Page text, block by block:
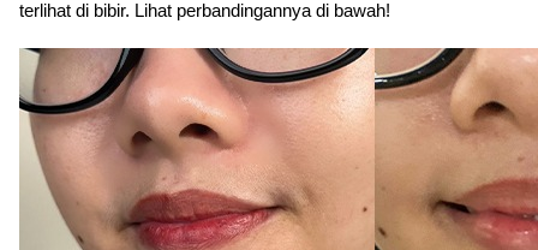
terlihat di bibir. Lihat perbandingannya di bawah!